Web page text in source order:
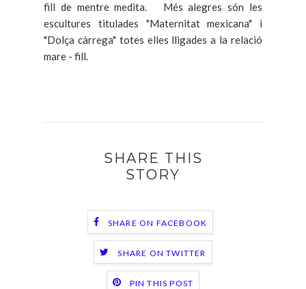
fill de mentre medita. Més alegres són les
escultures titulades "Maternitat mexicana" i
"Dolça càrrega" totes elles lligades a la relació
mare - fill.
SHARE THIS
STORY
SHARE ON FACEBOOK
SHARE ON TWITTER
PIN THIS POST